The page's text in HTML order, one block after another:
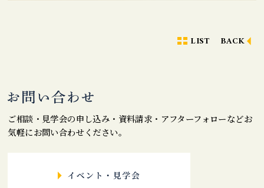
LIST BACK
ご相談・見学会の申し込み・資料請求・アフターフォローなどお
気軽にお問い合わせください。